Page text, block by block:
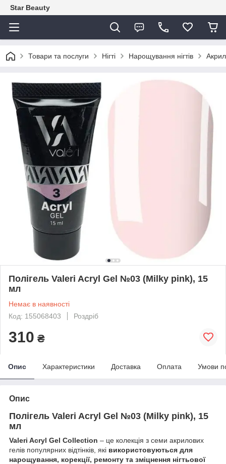
Star Beauty
Товари та послуги Нігті Нарощування нігтів
Полігель Valeri Acryl Gel №03 (Milky pink), 15
мл
Немає в наявності
Код: 155068403
Роздріб
310 ₴
Опис Характеристики Доставка Оплата Умови
Опис
Полігель Valeri Acryl Gel №03 (Milky pink), 15
мл
Valeri Acryl Gel Collection – це колекція з семи акрилових
гелів популярних відтінків, які використовуються для
нарощування, корекції, ремонту та зміцнення нігтьової